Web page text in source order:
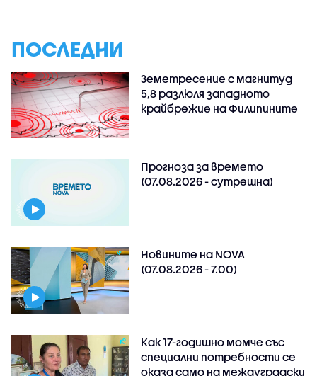
ПОСЛЕДНИ
Земетресение с магнитуд
5,8 разлюля западното
крайбрежие на Филипините
Прогноза за времето
(07.08.2026 - сутрешна)
Новините на NOVA
(07.08.2026 - 7.00)
Как 17-годишно момче със
специални потребности се
оказа само на междуградски